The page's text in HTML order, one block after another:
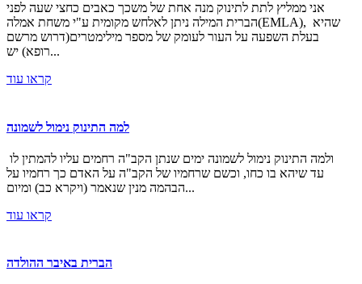
אני ממליץ לתת לתינוק מנה אחת של משכך כאבים כחצי שעה לפני
הברית המילה ניתן לאלחש מקומית ע"י משחת אמלה(EMLA), שהיא
בעלת השפעה על העור לעומק של מספר מילימטרים(דרוש מרשם
רופא) יש...
קראו עוד
למה התינוק נימול לשמונה
עד שיהא בו כחו, וכשם שרחמיו של הקב"ה על האדם כך רחמיו על
הבהמה מנין שנאמר (ויקרא כב) ומיום...
קראו עוד
הברית באיבר ההולדה